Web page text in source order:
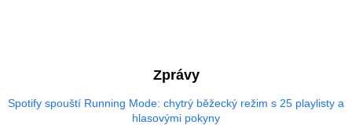
Zprávy
Spotify spouští Running Mode: chytrý běžecký režim s 25 playlisty a
hlasovými pokyny